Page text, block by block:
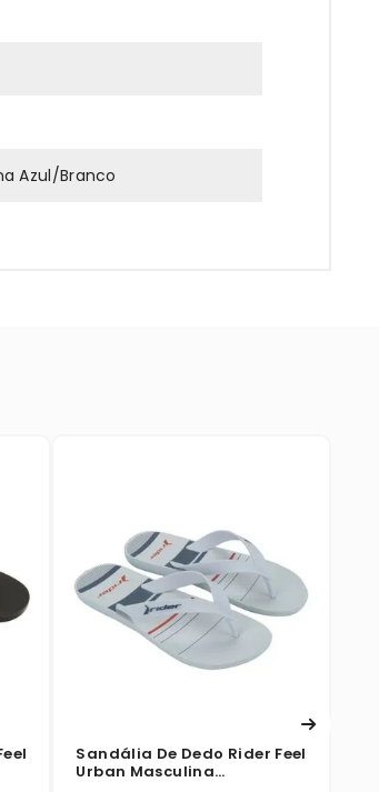
Azul/Branco
Sandália De Dedo Rider Feel
Urban Masculina